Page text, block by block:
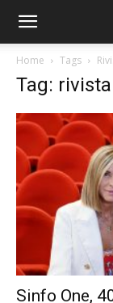
Home Tags
Tag:
Sinfo One,